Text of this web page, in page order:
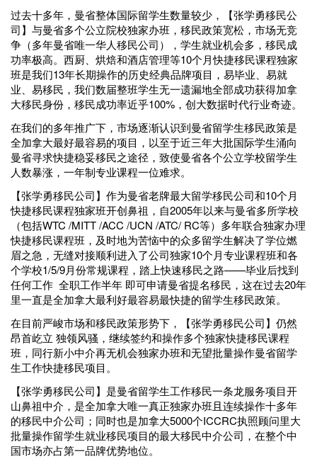
过去十多年，曼省整体国际留学生数量较少，【张学勇移民公
司】与曼省多个公立院校独家办班，移民政策宽松，市场无竞
争（多年曼省唯一华人移民公司），学生就业机会多，移民成
功率极高。西厨、烘焙和酒店管理等10个月快捷移民课程独家
班是我们13年长期操作的历史经典品牌项目，易毕业、易就
业、易移民，我们数届整班学生无一遗漏地全部成功获得加拿
大移民身份，移民成功率近乎100%，创大数据时代行业奇迹。
在我们的多年推广下，市场逐渐认识到曼省留学生移民政策是
全加拿大最好最容易的项目，以至于近三年大批国际学生涌向
曼省寻求快捷稳妥移民之途径，致使曼省各个公立学校留学生
人数暴涨，一年制专业课程一位难求。
【张学勇移民公司】作为曼省老牌最大留学移民公司和10个月
快捷移民课程独家班开创鼻祖，自2005年以来与曼省多所学校
（包括WTC /MITT /ACC /UCN /ATC/ RC等）多年联合独家办理
快捷移民课程班，及时地为苦恼中的众多留学生解决了学位燃
眉之急，无缝对接顺利进入了公司独家10个月专业课程班和各
个学校1/5/9月份常规课程，踏上快速移民之路——毕业后找到
任何工作 全职工作半年 即可申请曼省提名移民，这在过去20年
里一直是全加拿大最利好最容易最快捷的留学生移民政策。
在目前严峻市场和移民政策形势下，【张学勇移民公司】仍然
昂首屹立 独领风骚，继续签约和操作多个独家快捷移民课程
班，同行新小中介再无机会独家办班和无望批量操作曼省留学
生工作快捷移民项目。
【张学勇移民公司】是曼省留学生工作移民一条龙服务项目开
山鼻祖中介，是全加拿大唯一真正独家办班且连续操作十多年
的移民中介公司；同时也是加拿大5000个ICCRC执照顾问里大
批量操作留学生就业移民项目的最大移民中介公司，在整个中
国市场亦占第一品牌优势地位。